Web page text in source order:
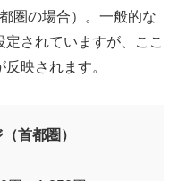
圏の場合）。一般的な
されていますが、ここ
映されます。
首都圏）